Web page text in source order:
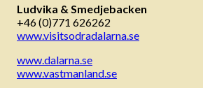
Ludvika & Smedjebacken
+46 (0)771 626262
www.visitsodradalarna.se
www.dalarna.se
www.vastmanland.se